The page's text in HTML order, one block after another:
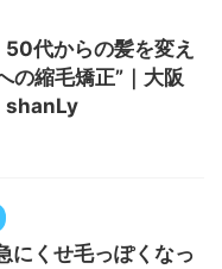
50代からの髪を変え
の縮毛矯正”｜大阪
shanLy
にくせ毛っぽくなっ